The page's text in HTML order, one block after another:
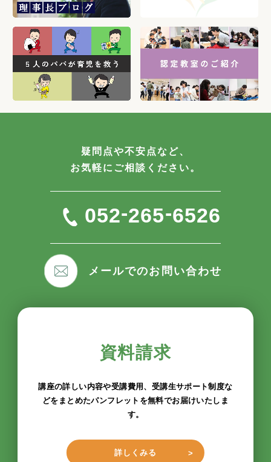
疑問点や不安点など、
お気軽にご相談ください。
052-265-6526
メールでのお問い合わせ
資料請求
講座の詳しい内容や受講費用、受講生サポート制度な
どをまとめたパンフレットを無料でお届けいたしま
す。
詳しくみる